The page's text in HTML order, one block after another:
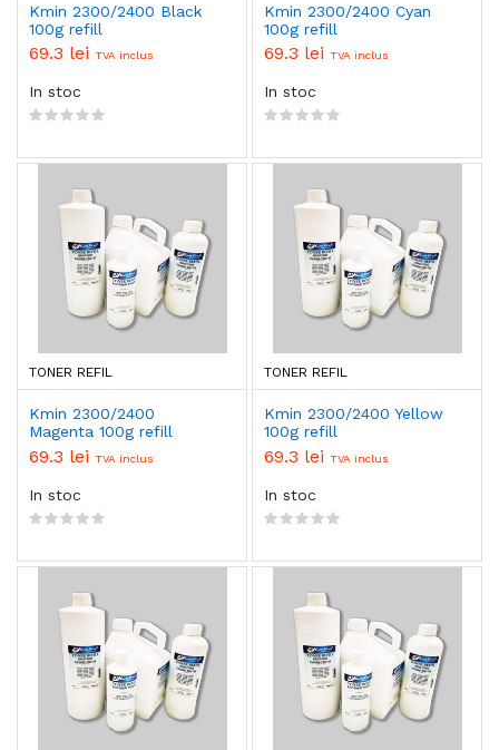
Kmin 2300/2400 Black
100g refill
69.3 lei TVA inclus
In stoc
Kmin 2300/2400 Cyan
100g refill
69.3 lei TVA inclus
In stoc
TONER REFIL
Kmin 2300/2400
Magenta 100g refill
69.3 lei TVA inclus
In stoc
TONER REFIL
Kmin 2300/2400 Yellow
100g refill
69.3 lei TVA inclus
In stoc